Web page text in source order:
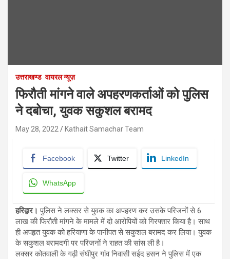
उत्तराखण्ड वायरल न्यूज़
फिरौती मांगने वाले अपहरणकर्ताओं को पुलिस
ने दबोचा, युवक सकुशल बरामद
May 28, 2022 Kathait Samachar Team
Facebook Twitter LinkedIn
WhatsApp
हरिद्वार। पुलिस ने लक्सर से युवक का अपहरण कर उसके परिजनों से 6
लाख की फिरौती मांगने के मामले में दो आरोपियों को गिरफ्तार किया है। साथ
ही अपहृत युवक को हरियाणा के पानीपत से सकुशल बरामद कर लिया। युवक
के सकुशल बरामदगी पर परिजनों ने राहत की सांस ली है।
लक्सर कोतवाली के गढ़ी संघीपुर गांव निवासी सईद हसन ने पुलिस में एक